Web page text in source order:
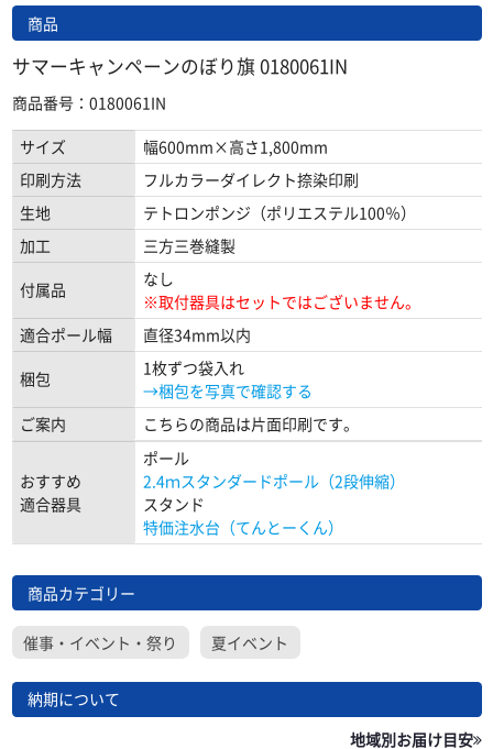
商品
サマーキャンペーンのぼり旗 0180061IN
商品番号：0180061IN
サイズ
幅600mm×高さ1,800mm
印刷方法
フルカラーダイレクト捺染印刷
生地
テトロンポンジ（ポリエステル100％）
加工
三方三巻縫製
付属品
なし
※取付器具はセットではございません。
適合ポール幅
直径34mm以内
梱包
1枚ずつ袋入れ
→梱包を写真で確認する
ご案内
こちらの商品は片面印刷です。
おすすめ
適合器具
ポール
2.4ｍスタンダードポール（2段伸縮）
スタンド
特価注水台（てんとーくん）
商品カテゴリー
催事・イベント・祭り 夏イベント
納期について
地域別お届け目安